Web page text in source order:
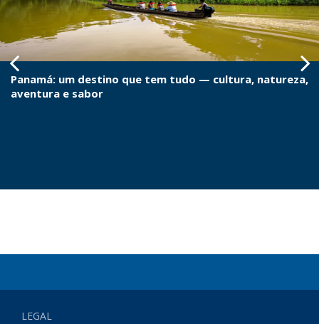
Panamá: um destino que tem tudo — cultura, natureza,
aventura e sabor
LEGAL